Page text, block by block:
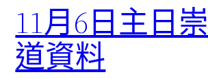
11月6日主日
道資料